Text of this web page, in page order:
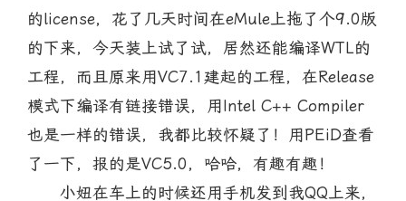
的license，花了几天时间在eMule上拖了个9.0版
的下来，今天装上试了试，居然还能编译WTL的
工程，而且原来用VC7.1建起的工程，在Release
模式下编译有链接错误，用Intel C++ Compiler
也是一样的错误，我都比较怀疑了！用PEiD查看
了一下，报的是VC5.0，哈哈，有趣有趣！
小妞在车上的时候还用手机发到我QQ上来，